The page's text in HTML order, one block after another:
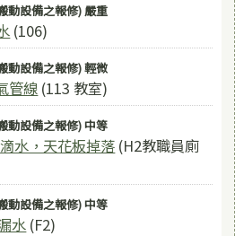
動設備之報修) 嚴重
(106)
動設備之報修) 輕微
管線 (113 教室)
動設備之報修) 中等
水，天花板掉落 (H2教職員廁
動設備之報修) 中等
水 (F2)